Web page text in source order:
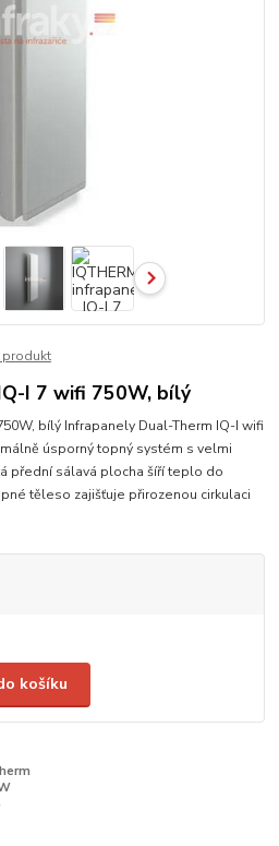
I 7 wifi 750W, bílý
bílý Infrapanely Dual-Therm IQ-I wifi
úsporný topný systém s velmi
přední sálavá plocha šíří teplo do
těleso zajišťuje přirozenou cirkulaci
košíku